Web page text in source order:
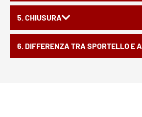
5. CHIUSURA
6. DIFFERENZA TRA SPORTELLO E